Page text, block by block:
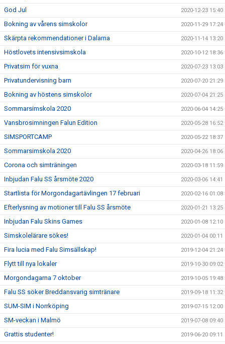
God Jul 2020-12-23 15:40
Bokning av vårens simskolor 2020-11-29 17:24
Skärpta rekommendationer i Dalarna 2020-11-14 13:20
Höstlovets intensivsimskola 2020-10-12 18:36
Privatsim för vuxna 2020-07-23 13:03
Privatundervisning barn 2020-07-20 21:29
Bokning av höstens simskolor 2020-07-04 21:25
Sommarsimskola 2020 2020-06-04 14:25
Vansbrosimningen Falun Edition 2020-05-28 16:52
SIMSPORTCAMP 2020-05-22 18:37
Sommarsimskola 2020 2020-04-26 18:06
Corona och simträningen 2020-03-18 11:59
Inbjudan Falu SS årsmöte 2020 2020-03-06 14:41
Startlista för Morgondagartävlingen 17 februari 2020-02-16 01:08
Efterlysning av motioner till Falu SS årsmöte 2020-01-21 13:25
Inbjudan Falu Skins Games 2020-01-08 12:10
Simskolelärare sökes! 2020-01-04 00:11
Fira lucia med Falu Simsällskap! 2019-12-04 21:24
Flytt till nya lokaler 2019-10-30 09:02
Morgondagarna 7 oktober 2019-10-05 19:48
Falu SS söker Breddansvarig simtränare 2019-09-18 11:32
SUM-SIM i Norrköping 2019-07-15 12:00
SM-veckan i Malmö 2019-07-08 09:40
Grattis studenter! 2019-06-20 09:11